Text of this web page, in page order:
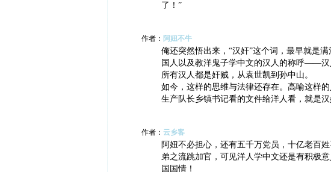
了！”
作者： 阿妞不牛
俺还突然悟出来，“汉奸”这个词，最早就是
国人以及教洋鬼子学中文的汉人的称呼——汉
所有汉人都是奸贼，从袁世凯到孙中山。
如今，这样的思维与法律还存在。高喻这样
生产队长乡镇书记看的文件给洋人看，就是汉
作者： 云乡客
阿妞不必担心，还有五千万党员，十亿老百
弟之流跳加官，可见洋人学中文还是有积极
国国情！